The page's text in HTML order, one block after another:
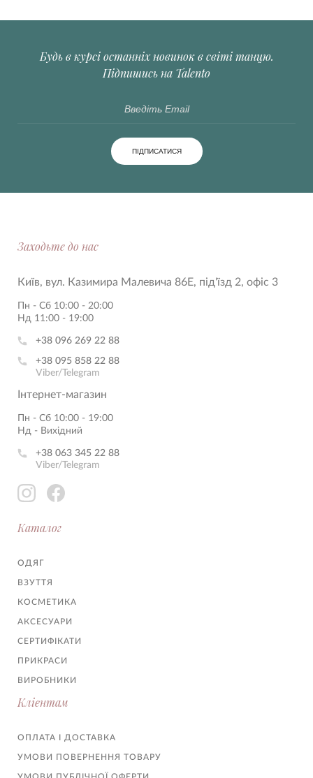
Будь в курсі останніх новинок в світі танцю.
Підпишись на Talento
ПІДПИСАТИСЯ
Заходьте до нас
Київ, вул. Казимира Малевича 86Е, під'їзд 2, офіс 3
Пн - Сб 10:00 - 20:00
Нд 11:00 - 19:00
+38 096 269 22 88
+38 095 858 22 88
Viber/Telegram
Інтернет-магазин
Пн - Сб 10:00 - 19:00
Нд - Вихідний
+38 063 345 22 88
Viber/Telegram
Каталог
ОДЯГ
ВЗУТТЯ
КОСМЕТИКА
АКСЕСУАРИ
СЕРТИФІКАТИ
ПРИКРАСИ
ВИРОБНИКИ
Клієнтам
ОПЛАТА І ДОСТАВКА
УМОВИ ПОВЕРНЕННЯ ТОВАРУ
УМОВИ ПУБЛІЧНОЇ ОФЕРТИ